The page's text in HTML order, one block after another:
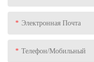
Электронная Почта
Телефон/Мобильный